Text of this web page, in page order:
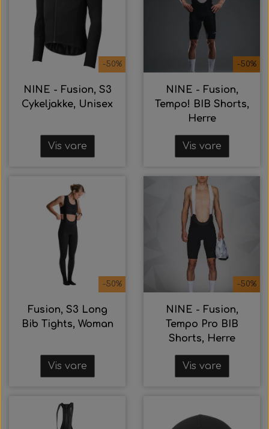
-50%
NINE - Fusion, S3
Cykeljakke, Unisex
Vis vare
-50%
NINE - Fusion,
Tempo! BIB Shorts,
Herre
Vis vare
-50%
Fusion, S3 Long
Bib Tights, Woman
Vis vare
-50%
NINE - Fusion,
Tempo Pro BIB
Shorts, Herre
Vis vare